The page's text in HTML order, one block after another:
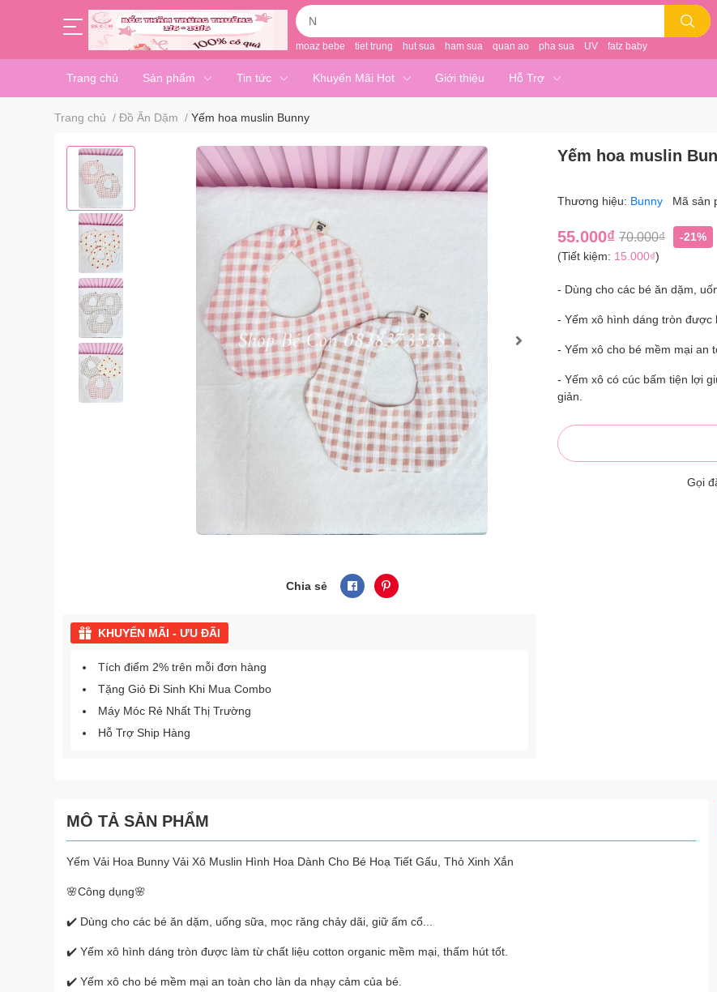
moaz bebe tiet trung hut sua ham sua quan ao pha sua UV fatz baby
Trang chủ Sản phẩm Tin tức Khuyến Mãi Hot Giới thiệu Hỗ Trợ
Trang chủ / Đồ Ăn Dặm / Yếm hoa muslin Bunny
Chia sẻ
KHUYẾN MÃI - ƯU ĐÃI
Tích điểm 2% trên mỗi đơn hàng
Tặng Giỏ Đi Sinh Khi Mua Combo
Máy Móc Rẻ Nhất Thị Trường
Hỗ Trợ Ship Hàng
Yếm hoa muslin
Thương hiệu: Bunny Mã sản
55.000₫ 70.000₫
-21%
(Tiết kiệm: 15.000₫)
- Dùng cho các bé ăn dặm,
- Yếm xô hình dáng tròn được
- Yếm xô cho bé mềm mại an
- Yếm xô có cúc bấm tiện lợi
giản.
Gọi
MÔ TẢ SẢN PHẨM
Yếm Vải Hoa Bunny Vải Xô Muslin Hình Hoa Dành Cho Bé Hoạ Tiết Gấu, Thỏ Xinh Xắn
🌸Công dụng🌸
✔️ Dùng cho các bé ăn dặm, uống sữa, mọc răng chảy dãi, giữ ấm cổ...
✔️ Yếm xô hình dáng tròn được làm từ chất liệu cotton organic mềm mại, thấm hút tốt.
✔️ Yếm xô cho bé mềm mại an toàn cho làn da nhạy cảm của bé.